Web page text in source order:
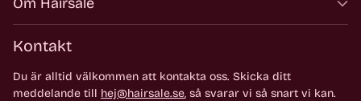
Kontakt
Du är alltid välkommen att kontakta oss. Skicka ditt
meddelande till hej@hairsale.se, så svarar vi så snart vi kan.